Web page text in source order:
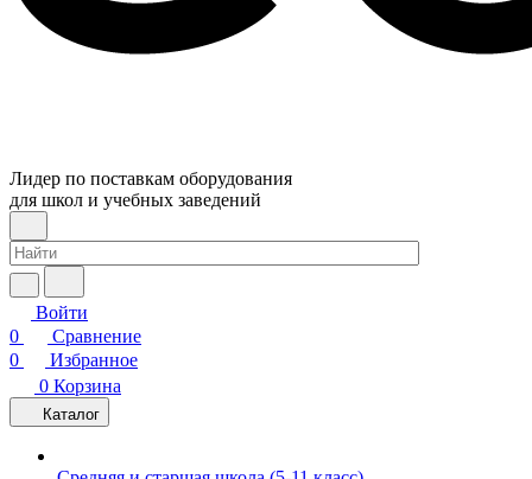
Лидер по поставкам оборудования
для школ и учебных заведений
Войти
0
Сравнение
0
Избранное
0 Корзина
Каталог